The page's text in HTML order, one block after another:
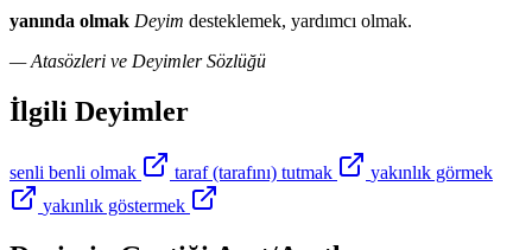
yanında olmak Deyim desteklemek, yardımcı olmak.
— Atasözleri ve Deyimler Sözlüğü
İlgili Deyimler
senli benli olmak taraf (tarafını) tutmak
yakınlık görmek
yakınlık göstermek